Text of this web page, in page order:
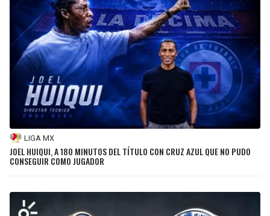
LIGA MX
JOEL HUIQUI, A 180 MINUTOS DEL TÍTULO CON CRUZ AZUL QUE NO PUDO
CONSEGUIR COMO JUGADOR